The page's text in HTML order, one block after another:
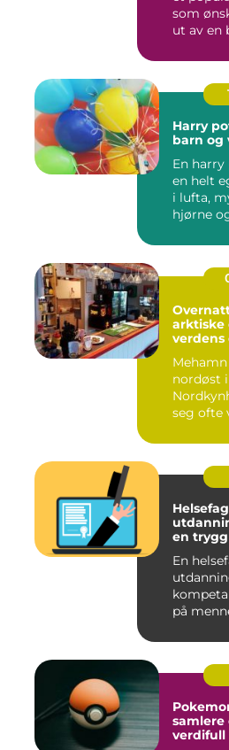
som
ut av en
Harry
barn og
En
en helt
i lufta,
hjørne
arktiske
verdens
nordøst
seg ofte
utdanning slik
en
En
på
Pokemon kort
samlere
verdifull